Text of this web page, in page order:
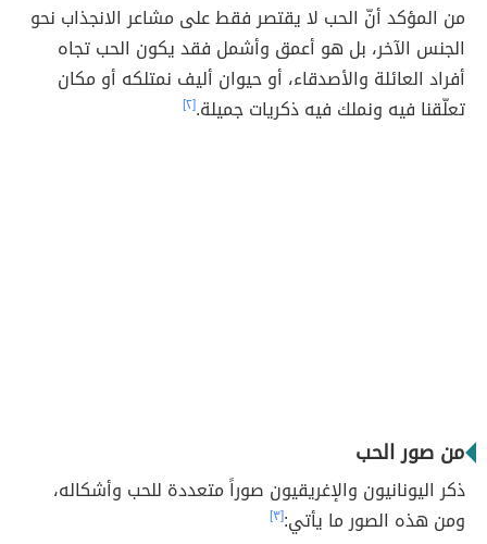
من المؤكد أنّ الحب لا يقتصر فقط على مشاعر الانجذاب نحو
الجنس الآخر، بل هو أعمق وأشمل فقد يكون الحب تجاه
أفراد العائلة والأصدقاء، أو حيوان أليف نمتلكه أو مكان
تعلّقنا فيه ونملك فيه ذكريات جميلة.[٢]
من صور الحب
ذكر اليونانيون والإغريقيون صوراً متعددة للحب وأشكاله،
ومن هذه الصور ما يأتي:[٣]